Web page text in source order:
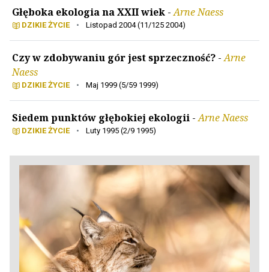
Głęboka ekologia na XXII wiek -Arne Naess
DZIKIE ŻYCIE • Listopad 2004 (11/125 2004)
Czy w zdobywaniu gór jest sprzeczność? -Arne
Naess
DZIKIE ŻYCIE • Maj 1999 (5/59 1999)
Siedem punktów głębokiej ekologii -Arne Naess
DZIKIE ŻYCIE • Luty 1995 (2/9 1995)